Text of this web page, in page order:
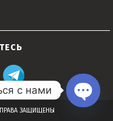
ПРАВА ЗАЩИЩЕНЫ
с нами